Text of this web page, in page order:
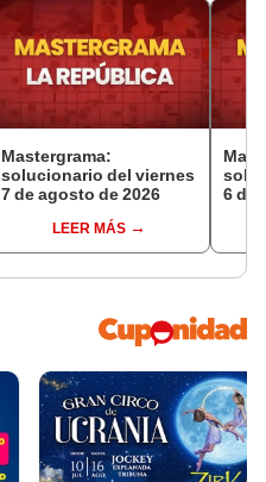
Mastergrama:
solucionario del viernes
7 de agosto de 2026
LEER MÁS
6 de